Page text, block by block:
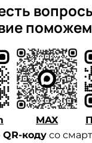
MAX
коду со